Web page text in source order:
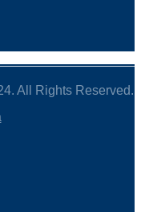
All Rights Reserved.